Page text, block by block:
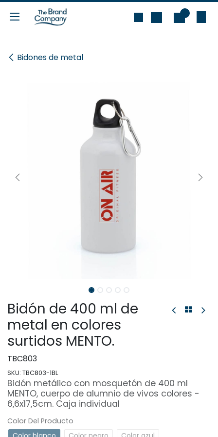
Ir al contenido
Bidones de metal
Bidón de 400 ml de
metal en colores
surtidos MENTO.
TBC803
SKU: TBC803-1BL
Bidón metálico con mosquetón de 400 ml
MENTO, cuerpo de alumnio de vivos colores -
6,6x17,5cm. Caja individual
Color Del Producto